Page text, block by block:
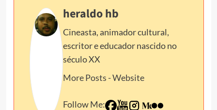
heraldo hb
Cineasta, animador cultural,
escritor e educador nascido no
século XX
More Posts -Website
Follow Me: